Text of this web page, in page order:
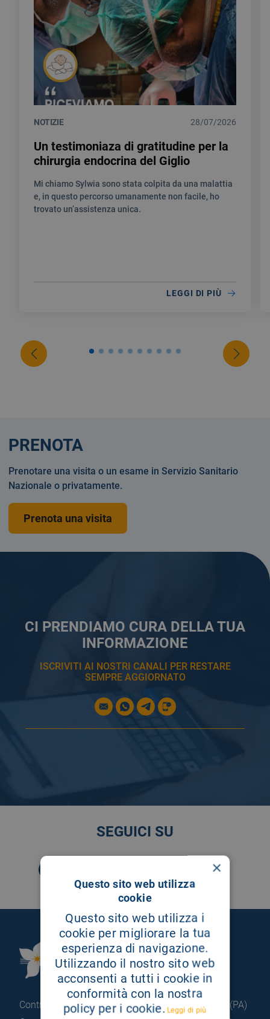
NOTIZIE 28/07/2026
Un testimoniaza di gratitudine per la
chirurgia endocrina del Giglio
Mi chiamo Sylwia sono stata colpita da una malattia
e, in questo percorso umanamente non facile, ho
trovato un’assistenza unica.
LEGGI DI PIÙ
CI PRENDIAMO CURA DELLA TUA
INFORMAZIONE
ISCRIVITI AI NOSTRI CANALI PER RESTARE
SEMPRE AGGIORNATO
PRENOTA
Prenotare una visita o un esame in Servizio Sanitario
Nazionale o privatamente.
Prenota una visita
SEGUICI SU
Fondazione Istituto
G.Giglio di Cefalù
Contrada Pietrapollastra - Pisciotto 90015 Cefalù (PA)
×
Questo sito web utilizza
cookie
Questo sito web utilizza i
cookie per migliorare la tua
esperienza di navigazione.
Utilizzando il nostro sito web
acconsenti a tutti i cookie in
conformità con la nostra
policy per i cookie. Leggi di più